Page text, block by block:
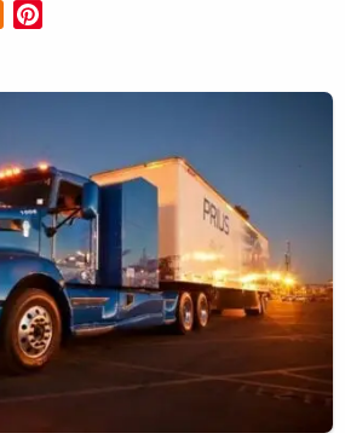
Odnoklassniki